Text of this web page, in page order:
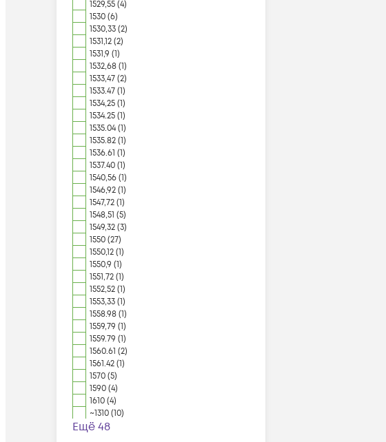
1529,55 (4)
1530 (6)
1530,33 (2)
1531,12 (2)
1531,9 (1)
1532,68 (1)
1533,47 (2)
1533.47 (1)
1534,25 (1)
1534.25 (1)
1535.04 (1)
1535.82 (1)
1536.61 (1)
1537.40 (1)
1540,56 (1)
1546,92 (1)
1547,72 (1)
1548,51 (5)
1549,32 (3)
1550 (27)
1550,12 (1)
1550,9 (1)
1551,72 (1)
1552,52 (1)
1553,33 (1)
1558.98 (1)
1559,79 (1)
1559.79 (1)
1560.61 (2)
1561.42 (1)
1570 (5)
1590 (4)
1610 (4)
~1310 (10)
Ещё 48